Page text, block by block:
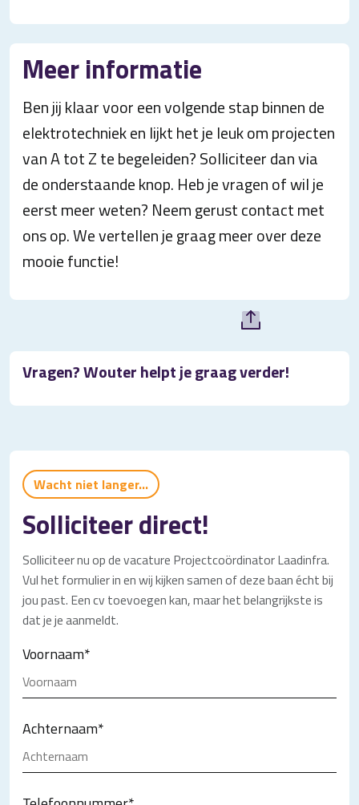
Meer informatie
Ben jij klaar voor een volgende stap binnen de
elektrotechniek en lijkt het je leuk om projecten
van A tot Z te begeleiden? Solliciteer dan via
de onderstaande knop. Heb je vragen of wil je
eerst meer weten? Neem gerust contact met
ons op. We vertellen je graag meer over deze
mooie functie!
Vragen? Wouter helpt je graag verder!
Wacht niet langer...
Solliciteer direct!
Solliciteer nu op de vacature Projectcoördinator Laadinfra.
Vul het formulier in en wij kijken samen of deze baan écht bij
jou past. Een cv toevoegen kan, maar het belangrijkste is
dat je je aanmeldt.
Voornaam*
Achternaam*